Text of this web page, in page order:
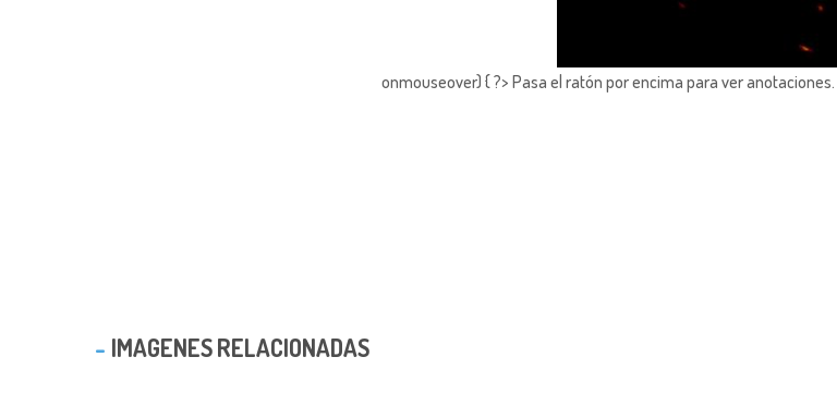
onmouseover) { ?> Pasa el ratón por encima para ver anotaciones.
IMAGENES RELACIONADAS